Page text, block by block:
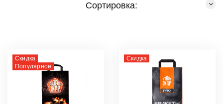
Сортировка:
Скидка
Популярное
Скидка